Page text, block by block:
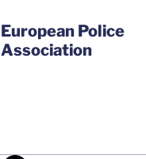
European Police
Association